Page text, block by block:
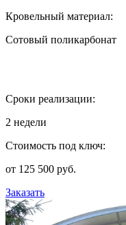
Кровельный материал:
Сотовый поликарбонат
Сроки реализации:
2 недели
Стоимость под ключ:
от 125 500 руб.
Заказать